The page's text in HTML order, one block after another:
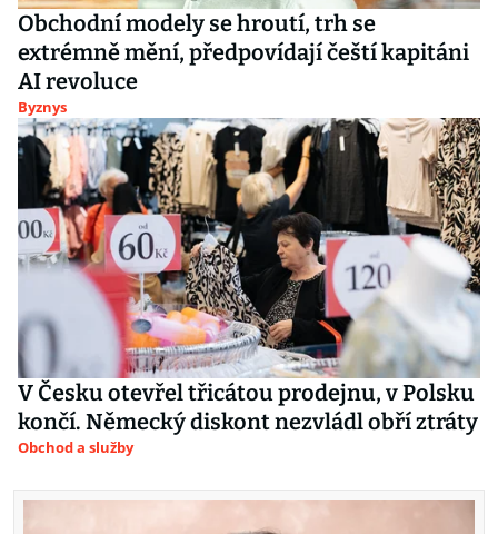
Obchodní modely se hroutí, trh se
extrémně mění, předpovídají čeští kapitáni
AI revoluce
Byznys
V Česku otevřel třicátou prodejnu, v Polsku
končí. Německý diskont nezvládl obří ztráty
Obchod a služby